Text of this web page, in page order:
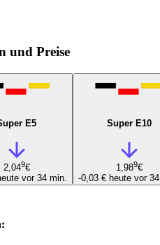
und Preise
E5
2,049€
vor 34 min.
Super E10
1,989€
-0,03 € heute vor